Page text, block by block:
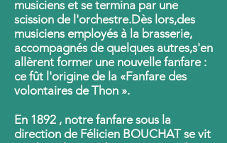
musiciens et se termina par une
scission de l'orchestre.Dès lors,des
musiciens employés à la brasserie,
accompagnés de quelques autres,s'en
allèrent former une nouvelle fanfare :
ce fût l'origine de la «Fanfare des
volontaires de Thon ».
En 1892 , notre fanfare sous la
direction de Félicien BOUCHAT se vit